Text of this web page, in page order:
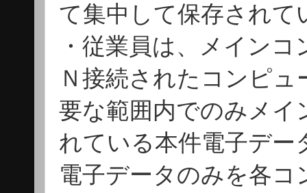
て集中して保存されて
・従業員は、メイン
Ｎ接続されたコンピ
要な範囲内でのみメイ
れている本件電子デ
電子データのみを各